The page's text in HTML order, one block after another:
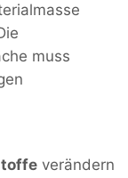
muss
verändern